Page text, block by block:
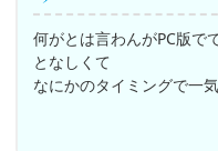
何がとは言わんがPC版で
となしくて
なにかのタイミングで一